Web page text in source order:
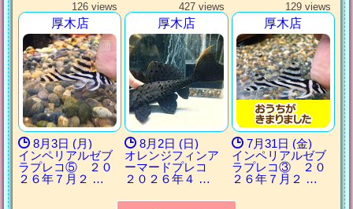
126 views
厚木店
8月3日 (月)
インペリアルゼブ
ラプレコ⑤ ２０
２６年７月２ …
427 views
厚木店
8月2日 (日)
オレンジフィンア
ーマードプレコ
２０２６年４ …
129 views
厚木店
7月31日 (金)
インペリアルゼブ
ラプレコ③ ２０
２６年７月２ …